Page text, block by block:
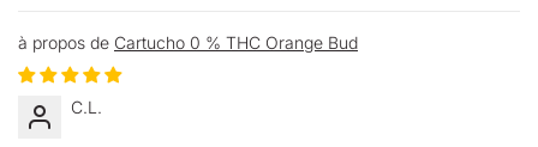
Cartucho 0 % THC Orange Bud
C.L.